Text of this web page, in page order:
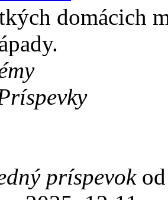
domácich
príspevok